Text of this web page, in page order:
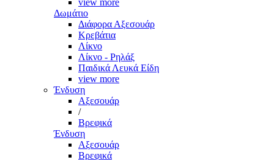
view more
Δωμάτιο
Διάφορα Αξεσουάρ
Κρεβάτια
Λίκνο
Λίκνο - Ρηλάξ
Παιδικά Λευκά Είδη
view more
Ένδυση
Αξεσουάρ
/
Βρεφικά
Ένδυση
Αξεσουάρ
Βρεφικά